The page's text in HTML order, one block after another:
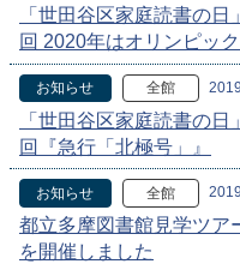
「世田谷区家庭読書の
回 2020年はオリンピック
お知らせ 全館
「世田谷区家庭読書の
回『急行「北極号」』
お知らせ 全館
都立多摩図書館見学ツア
を開催しました